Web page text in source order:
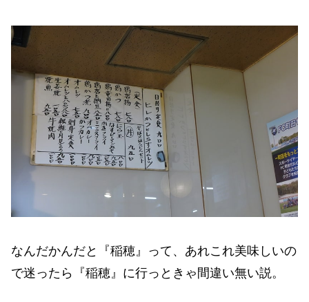
なんだかんだと『稲穂』って、あれこれ美味しいの
で迷ったら『稲穂』に行っときゃ間違い無い説。